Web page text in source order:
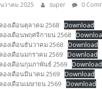
วาคม 2025 super 0
องเดือนตุลาคม 2568 Download
องเดือนพฤศจิกายน 2568
องเดือนธันวาคม 2568 Download
องเดือนมกราคม 2569 Download
องเดือนกุมภาพันธ์ 2569 Download
องเดือนมีนาคม 2569 Download
องเดือนเมษายน 2569 Download